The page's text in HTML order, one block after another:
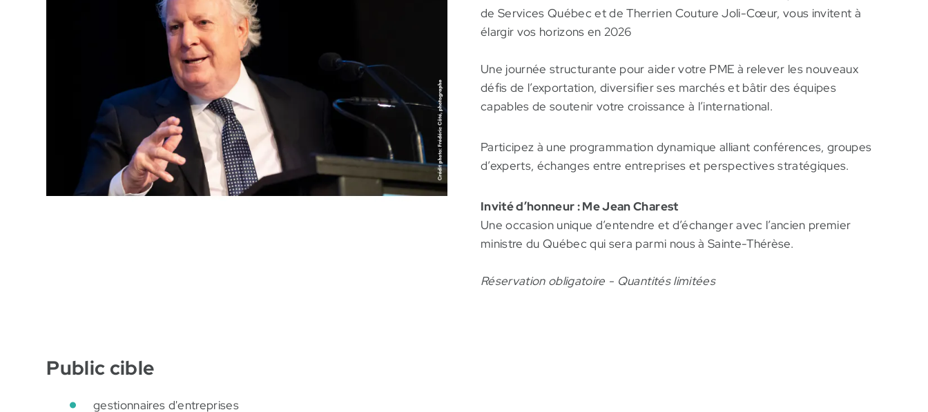
de Services Québec et de Therrien Couture Joli-Cœur, vous invitent à
élargir vos horizons en 2026
Une journée structurante pour aider votre PME à relever les nouveaux
défis de l’exportation, diversifier ses marchés et bâtir des équipes
capables de soutenir votre croissance à l’international.
Participez à une programmation dynamique alliant conférences, groupes
d’experts, échanges entre entreprises et perspectives stratégiques.
Invité d’honneur : Me Jean Charest
Une occasion unique d’entendre et d’échanger avec l’ancien premier
ministre du Québec qui sera parmi nous à Sainte-Thérèse.
Réservation obligatoire - Quantités limitées
Public cible
gestionnaires d'entreprises